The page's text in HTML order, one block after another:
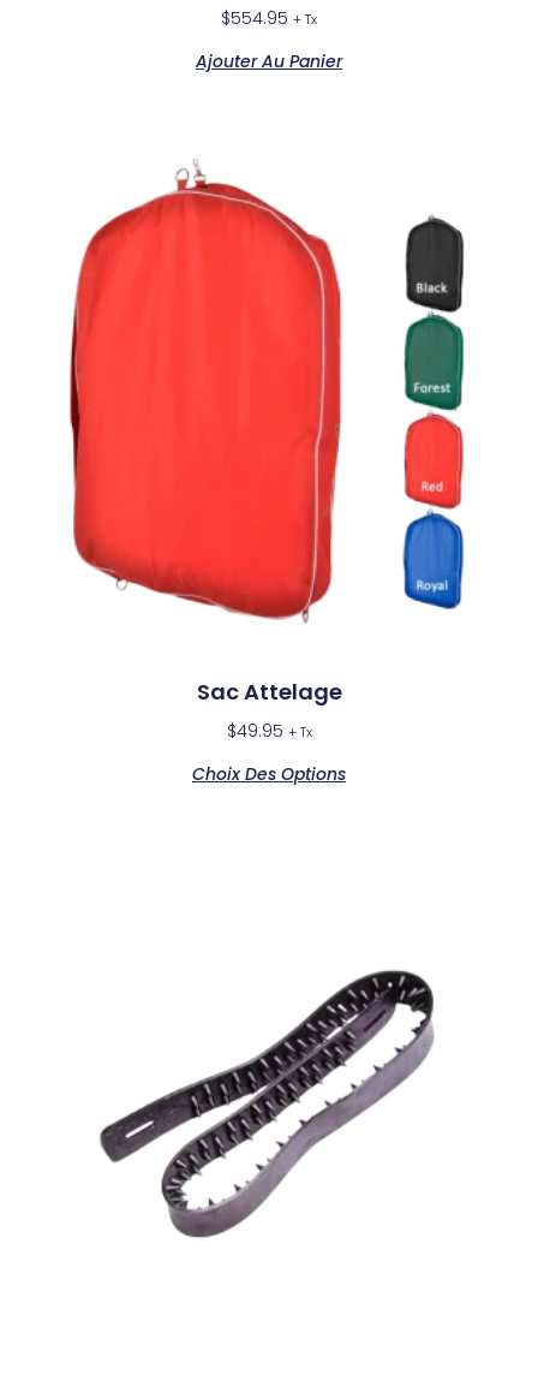
$554.95 + Tx
Ajouter Au Panier
Sac Attelage
$49.95 + Tx
Choix Des Options